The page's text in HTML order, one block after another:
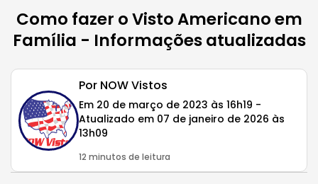
Como fazer o Visto Americano em
Família - Informações atualizadas
Por NOW Vistos
Em 20 de março de 2023 às 16h19 -
Atualizado em 07 de janeiro de 2026 às
13h09
12 minutos de leitura